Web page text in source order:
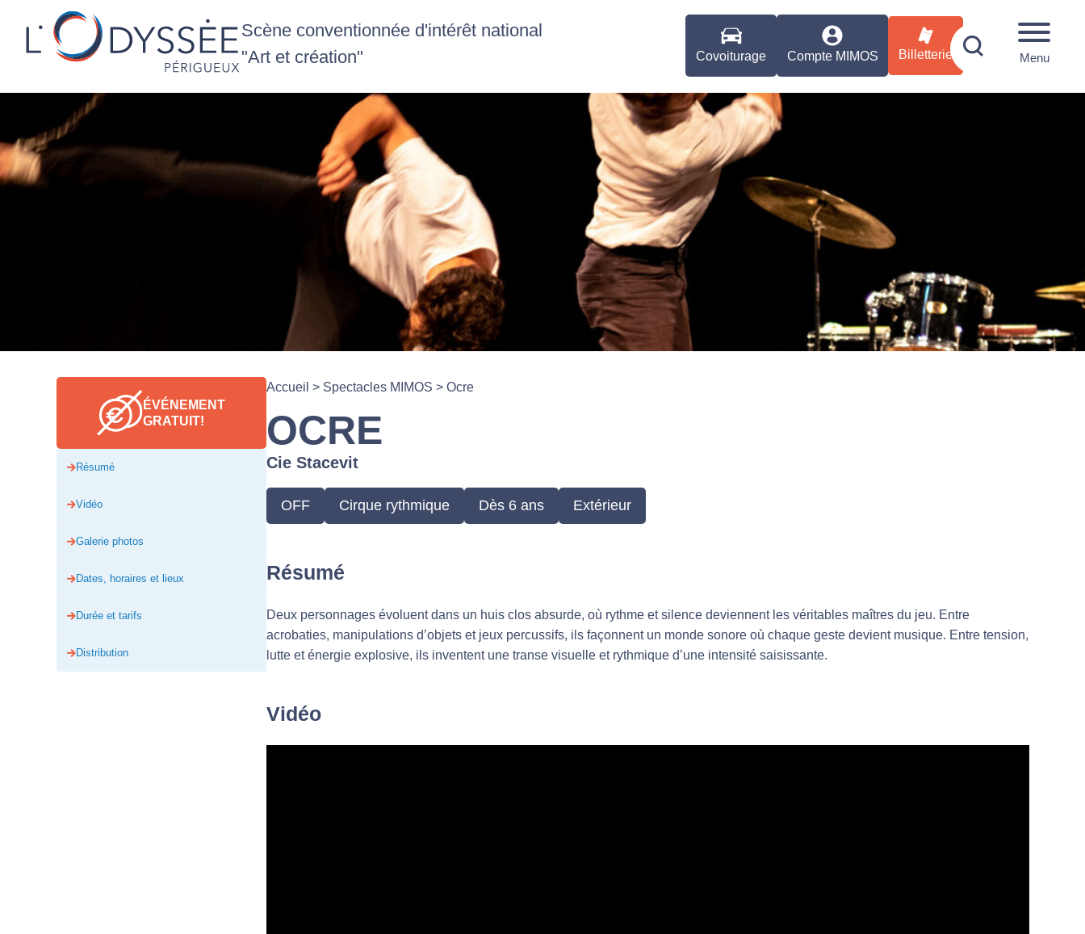
Scène conventionnée d'intérêt national
"Art et création"
Covoiturage Compte MIMOS Billetterie Menu
ÉVÉNEMENT
GRATUIT!
Résumé
Vidéo
Galerie photos
Dates, horaires et lieux
Durée et tarifs
Distribution
Accueil > Spectacles MIMOS > Ocre
OCRE
Cie Stacevit
OFF Cirque rythmique Dès 6 ans Extérieur
Résumé
Deux personnages évoluent dans un huis clos absurde, où rythme et silence deviennent les véritables maîtres du jeu. Entre
acrobaties, manipulations d’objets et jeux percussifs, ils façonnent un monde sonore où chaque geste devient musique. Entre tension,
lutte et énergie explosive, ils inventent une transe visuelle et rythmique d’une intensité saisissante.
Vidéo